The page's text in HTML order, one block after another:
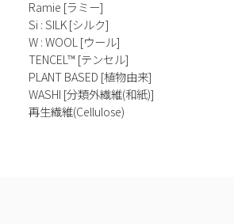
Ramie [ラミー]
Si : SILK [シルク]
W : WOOL [ウール]
TENCEL™ [テンセル]
PLANT BASED [植物由来]
WASHI [分類外繊維(和紙)]
再生繊維(Cellulose)